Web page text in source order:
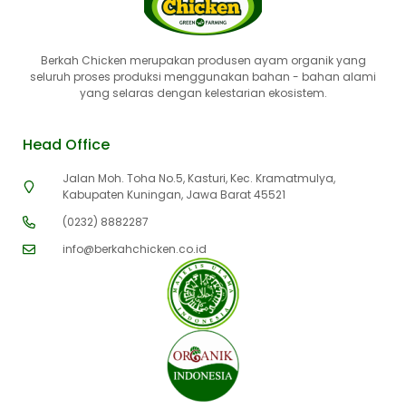
Berkah Chicken merupakan produsen ayam organik yang
seluruh proses produksi menggunakan bahan - bahan alami
yang selaras dengan kelestarian ekosistem.
Head Office
Jalan Moh. Toha No.5, Kasturi, Kec. Kramatmulya,
Kabupaten Kuningan, Jawa Barat 45521
(0232) 8882287
info@berkahchicken.co.id